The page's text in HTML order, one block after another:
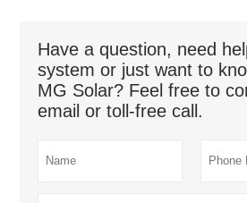
Have a question, need
system or just want to
MG Solar? Feel free to
email or toll-free call.